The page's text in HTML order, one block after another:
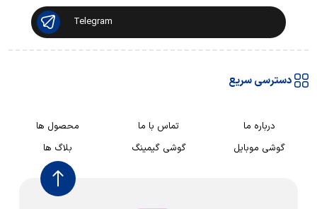
Telegram
دسترسی سریع
درباره ما تماس با ما
محصول ها
گوشی موبایل
گوشی گیمینگ بلاگ ها